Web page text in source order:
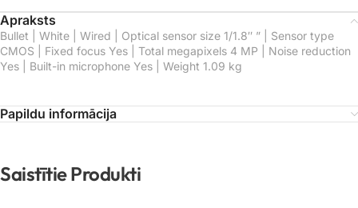
Apraksts
Bullet | White | Wired | Optical sensor size 1/1.8″ ” | Sensor type
CMOS | Fixed focus Yes | Total megapixels 4 MP | Noise reduction
Yes | Built-in microphone Yes | Weight 1.09 kg
Papildu informācija
Saistītie Produkti